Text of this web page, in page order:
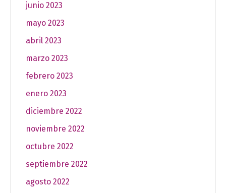
junio 2023
mayo 2023
abril 2023
marzo 2023
febrero 2023
enero 2023
diciembre 2022
noviembre 2022
octubre 2022
septiembre 2022
agosto 2022